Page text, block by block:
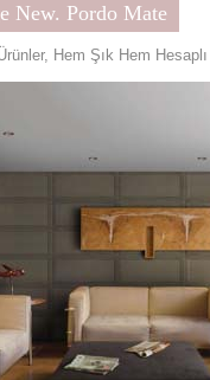
New. Pordo Mate
Hem Şık Hem Hesaplı